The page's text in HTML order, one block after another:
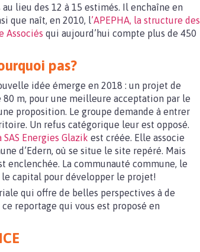
lieu des 12 à 15 estimés. Il enchaîne en
que naît, en 2010, l’APEPHA, la structure des
Associés qui aujourd’hui compte plus de 450
pas?
idée émerge en 2018 : un projet de
m, pour une meilleure acceptation par le
proposition. Le groupe demande à entrer
Un refus catégorique leur est opposé.
SAS Energies Glazik est créée. Elle associe
d’Edern, où se situe le site repéré. Mais
enclenchée. La communauté commune, le
capital pour développer le projet!
qui offre de belles perspectives à de
reportage qui vous est proposé en